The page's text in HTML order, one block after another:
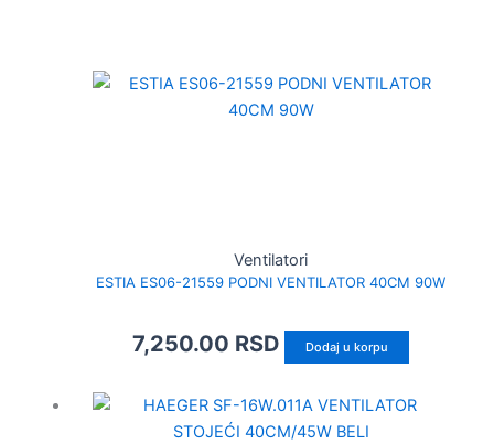
Ventilatori
ESTIA ES06-21559 PODNI VENTILATOR 40CM 90W
7,250.00 RSD Dodaj u korpu